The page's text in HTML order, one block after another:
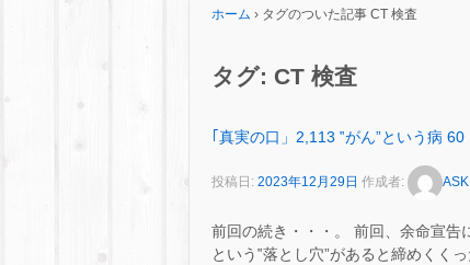
ホーム › タグのついた記事 CT 検査
タグ: CT 検査
｢真実の口」2,113 ‟がん”という病
投稿日: 2023年12月29日 作成者:
前回の続き・・・。 前回、余命宣告
という‟落とし穴”があると締めくく